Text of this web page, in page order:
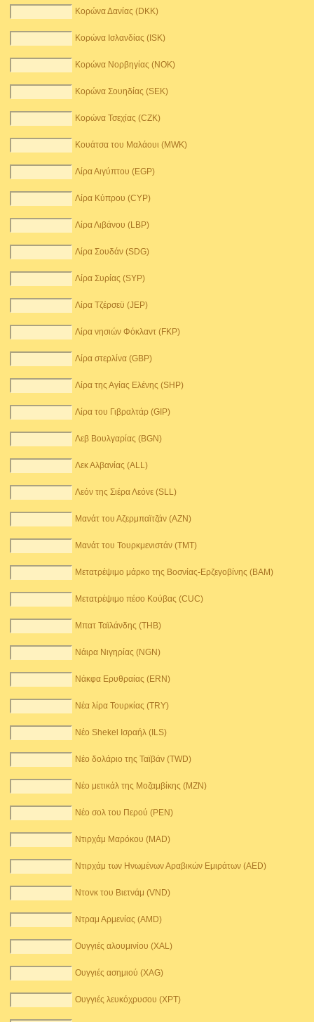
Κορώνα Δανίας (DKK)
Κορώνα Ισλανδίας (ISK)
Κορώνα Νορβηγίας (NOK)
Κορώνα Σουηδίας (SEK)
Κορώνα Τσεχίας (CZK)
Κουάτσα του Μαλάουι (MWK)
Λίρα Αιγύπτου (EGP)
Λίρα Κύπρου (CYP)
Λίρα Λιβάνου (LBP)
Λίρα Σουδάν (SDG)
Λίρα Συρίας (SYP)
Λίρα Τζέρσεϋ (JEP)
Λίρα νησιών Φόκλαντ (FKP)
Λίρα στερλίνα (GBP)
Λίρα της Αγίας Ελένης (SHP)
Λίρα του Γιβραλτάρ (GIP)
Λεβ Βουλγαρίας (BGN)
Λεκ Αλβανίας (ALL)
Λεόν της Σιέρα Λεόνε (SLL)
Μανάτ του Αζερμπαϊτζάν (AZN)
Μανάτ του Τουρκμενιστάν (TMT)
Μετατρέψιμο μάρκο της Βοσνίας-Ερζεγοβίνης (BAM)
Μετατρέψιμο πέσο Κούβας (CUC)
Μπατ Ταϊλάνδης (THB)
Νάιρα Νιγηρίας (NGN)
Νάκφα Ερυθραίας (ERN)
Νέα λίρα Τουρκίας (TRY)
Νέο Shekel Ισραήλ (ILS)
Νέο δολάριο της Ταϊβάν (TWD)
Νέο μετικάλ της Μοζαμβίκης (MZN)
Νέο σολ του Περού (PEN)
Ντιρχάμ Μαρόκου (MAD)
Ντιρχάμ των Ηνωμένων Αραβικών Εμιράτων (AED)
Ντονκ του Βιετνάμ (VND)
Ντραμ Αρμενίας (AMD)
Ουγγιές αλουμινίου (XAL)
Ουγγιές ασημιού (XAG)
Ουγγιές λευκόχρυσου (XPT)